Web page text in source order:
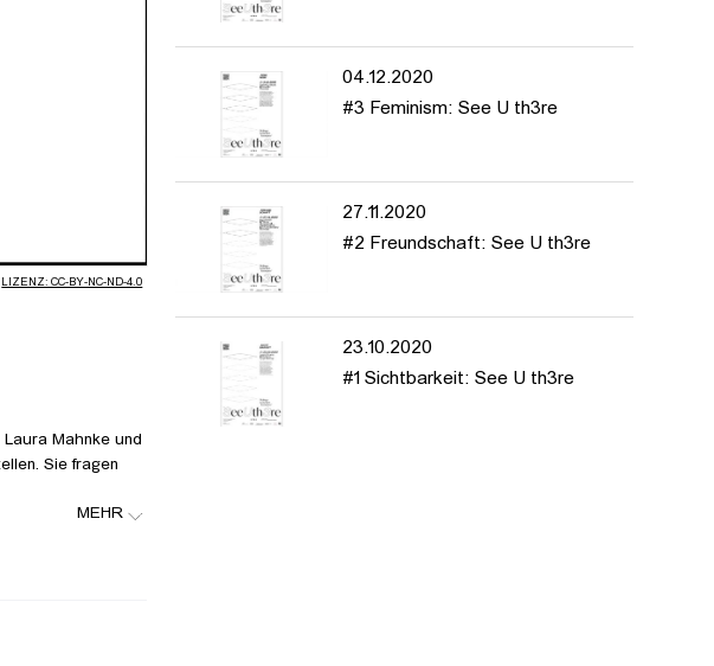
LIZENZ: CC-BY-NC-ND-4.0
Mahnke und
Sie fragen
Realitäten als
MEHR
04.12.2020
#3 Feminism: See U th3re
27.11.2020
#2 Freundschaft: See U th3re
23.10.2020
#1 Sichtbarkeit: See U th3re